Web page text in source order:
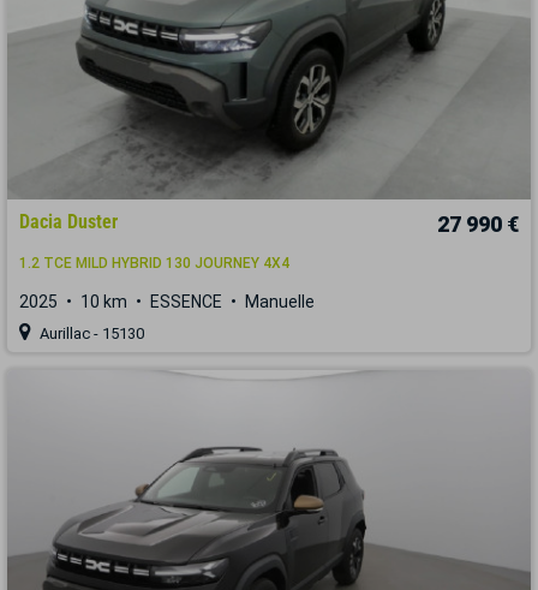
Dacia Duster 27 990 €
1.2 TCE MILD HYBRID 130 JOURNEY 4X4
2025 10 km ESSENCE Manuelle
Aurillac - 15130